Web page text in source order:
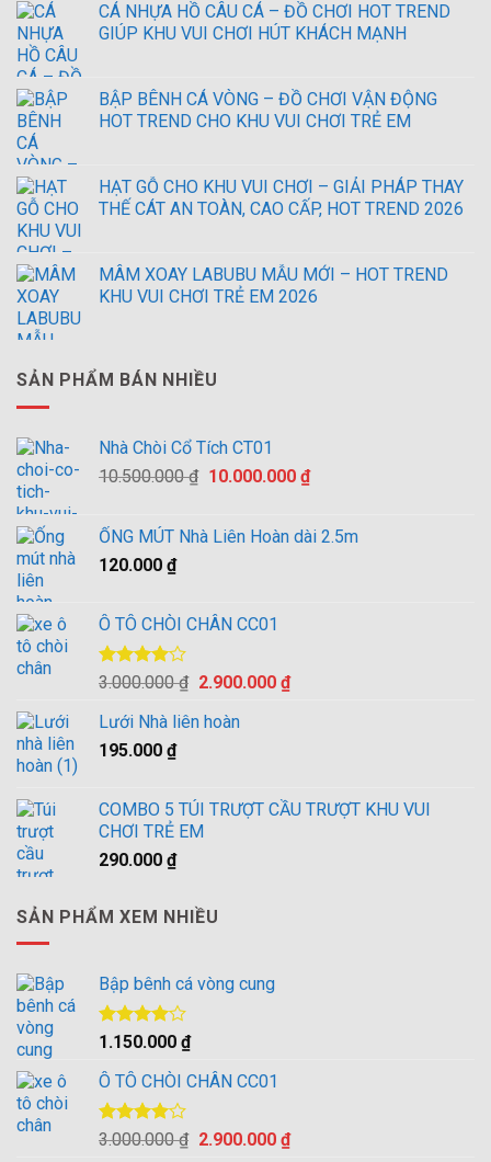
CÁ NHỰA HỒ CÂU CÁ – ĐỒ CHƠI HOT TREND
GIÚP KHU VUI CHƠI HÚT KHÁCH MẠNH
BẬP BÊNH CÁ VÒNG – ĐỒ CHƠI VẬN ĐỘNG
HOT TREND CHO KHU VUI CHƠI TRẺ EM
HẠT GỖ CHO KHU VUI CHƠI – GIẢI PHÁP THAY
THẾ CÁT AN TOÀN, CAO CẤP, HOT TREND 2026
MÂM XOAY LABUBU MẪU MỚI – HOT TREND
KHU VUI CHƠI TRẺ EM 2026
SẢN PHẨM BÁN NHIỀU
Nhà Chòi Cổ Tích CT01
10.500.000₫ Giá
10.500.000 ₫.
10.000.000 ₫Giá
là:
ỐNG MÚT Nhà Liên Hoàn dài 2.5m
120.000 ₫
Ô TÔ CHÒI CHÂN CC01
Được
4.005
sao
3.000.000₫ Giá
là:
2.900.000 ₫Giá
Lưới Nhà liên hoàn
195.000 ₫
COMBO 5 TÚI TRƯỢT CẦU TRƯỢT KHU VUI
CHƠI TRẺ EM
290.000 ₫
SẢN PHẨM XEM NHIỀU
Bập bênh cá vòng cung
Được
4.005
sao
1.150.000 ₫
Ô TÔ CHÒI CHÂN CC01
Được
3.000.000₫ Giá
2.900.000 ₫Giá